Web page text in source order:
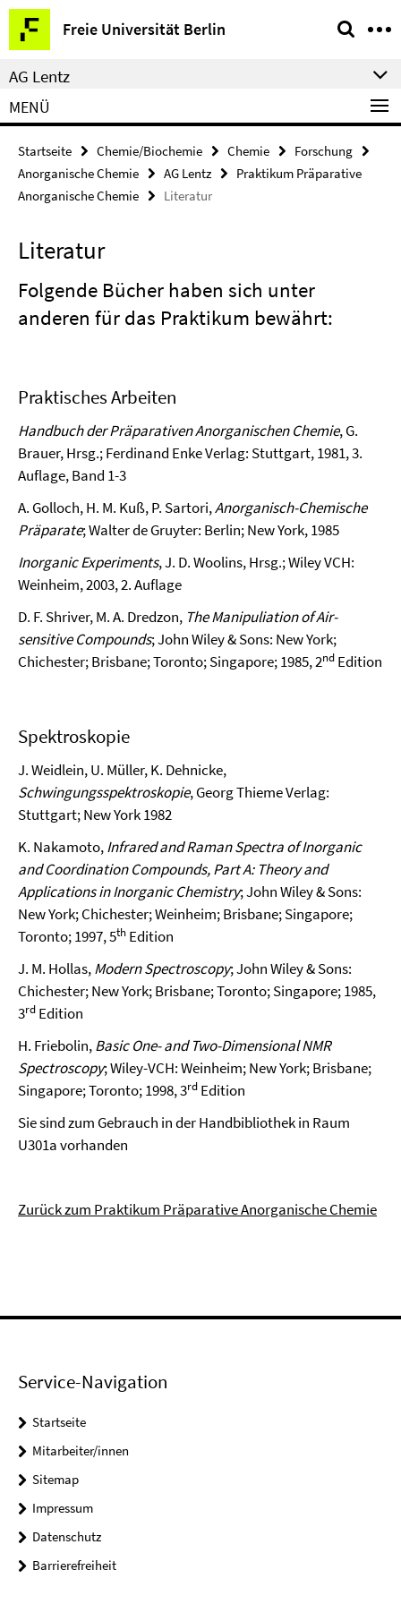
Springe
direkt
zu
Inhalt
Freie Universität Berlin
Service-
Navigation
AG Lentz
MENÜ
Startseite Chemie/Biochemie Chemie
Forschung
Anorganische Chemie
AG Lentz
Praktikum Präparative
Anorganische Chemie
Literatur
Literatur
Folgende Bücher haben sich unter
anderen für das Praktikum bewährt:
Praktisches Arbeiten
Handbuch der Präparativen Anorganischen Chemie, G.
Brauer, Hrsg.; Ferdinand Enke Verlag: Stuttgart, 1981, 3.
Auflage, Band 1-3
A. Golloch, H. M. Kuß, P. Sartori,Anorganisch-Chemische
Präparate; Walter de Gruyter: Berlin; New York, 1985
Inorganic Experiments, J. D. Woolins, Hrsg.; Wiley VCH:
Weinheim, 2003, 2. Auflage
D. F. Shriver, M. A. Dredzon, The Manipuliation of Air-
sensitive Compounds; John Wiley & Sons: New York;
Chichester; Brisbane; Toronto; Singapore; 1985, 2nd Edition
Spektroskopie
J. Weidlein, U. Müller, K. Dehnicke,
Schwingungsspektroskopie, Georg Thieme Verlag:
Stuttgart; New York 1982
K. Nakamoto,Infrared and Raman Spectra of Inorganic
and Coordination Compounds, Part A: Theory and
Applications in Inorganic Chemistry; John Wiley & Sons:
New York; Chichester; Weinheim; Brisbane; Singapore;
Toronto; 1997, 5th Edition
J. M. Hollas,Modern Spectroscopy; John Wiley & Sons:
Chichester; New York; Brisbane; Toronto; Singapore; 1985,
3rd Edition
H. Friebolin,Basic One- and Two-Dimensional NMR
Spectroscopy; Wiley-VCH: Weinheim; New York; Brisbane;
Singapore; Toronto; 1998, 3rd Edition
Sie sind zum Gebrauch in der Handbibliothek in Raum
U301a vorhanden
Zurück zum Praktikum Präparative Anorganische Chemie
Service-Navigation
Startseite
Mitarbeiter/innen
Sitemap
Impressum
Datenschutz
Barrierefreiheit